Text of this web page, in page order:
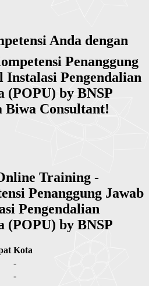
Anda dengan
Penanggung
Instalasi Pengendalian
(POPU) by BNSP
Training -
Penanggung Jawab
Pengendalian
(POPU) by BNSP
Kota
-
-